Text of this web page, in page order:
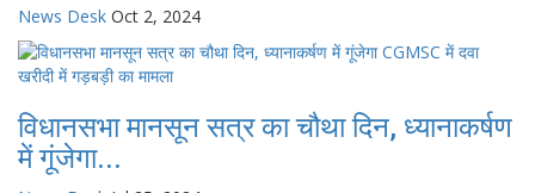
News Desk Oct 2, 2024
विधानसभा मानसून सत्र का चौथा दिन, ध्यानाकर्षण
में गूंजेगा...